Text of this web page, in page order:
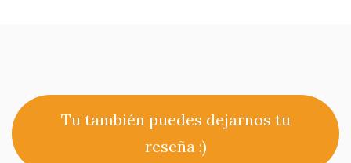
Tu también puedes dejarnos tu
reseña ;)